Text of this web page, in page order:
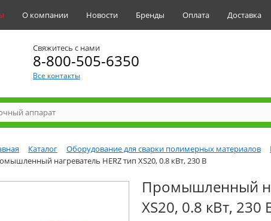
О компании Новости Бренды Оплата Доставка
Свяжитесь с нами
8-800-505-6350
Все контакты
Каталог Оборудование для сварки полимерных материалов
нагреватель HERZ тип XS20, 0.8 кВт, 230 В
Промышленный
XS20, 0.8 кВт, 230